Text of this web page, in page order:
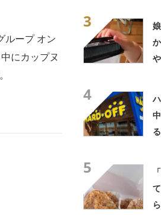
ループ オン
にカップヌ
3
4
5